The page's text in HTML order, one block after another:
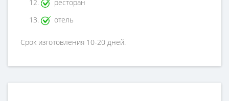
ресторан
отель
Срок изготовления 10-20 дней.